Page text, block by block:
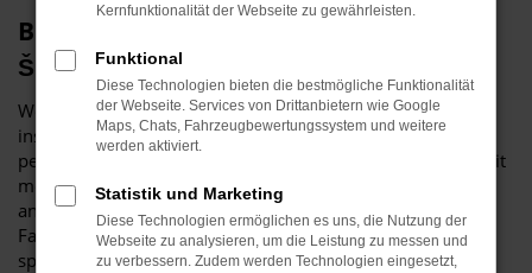
Budde Automobile – perfekt für Ihren
Škoda in Wuppertal
Wer einen Škoda für Fahrten in Wuppertal und Umgebung
ins Auge gefasst hat, erhält bei Budde Automobile die
perfekte Beratung. Unser Unternehmen beschäftigt sich seit
mehr als 25 Jahren mit Autos und legt den Fokus unter
anderem auf Škoda. Wir sind von der Qualität der
Fahrzeuge dieses Herstellers überzeugt und haben sowohl
spannende und günstige Gebrauchtwagen als auch
Kernfunktionalität der Webseite zu gewährleisten.
Funktional
Diese Technologien bieten die bestmögliche Funktionalität
der Webseite. Services von Drittanbietern wie Google
Maps, Chats, Fahrzeugbewertungssystem und weitere
werden aktiviert.
Statistik und Marketing
Diese Technologien ermöglichen es uns, die Nutzung der
Webseite zu analysieren, um die Leistung zu messen und
zu verbessern. Zudem werden Technologien eingesetzt,